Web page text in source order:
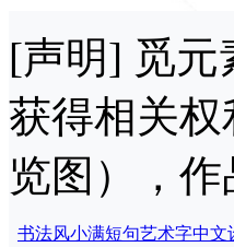
[声明] 觅元
获得相关
览图），
书法风小满短句艺术字中文